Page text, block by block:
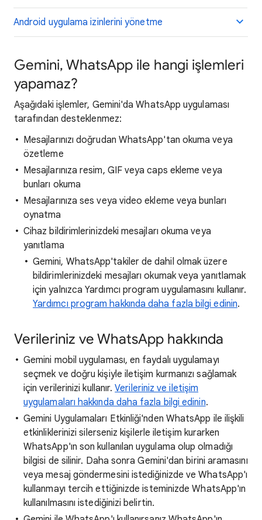
Android uygulama izinlerini yönetme
Gemini, WhatsApp ile hangi işlemleri
yapamaz?
Aşağıdaki işlemler, Gemini'da WhatsApp uygulaması
tarafından desteklenmez:
Mesajlarınızı doğrudan WhatsApp'tan okuma veya
özetleme
Mesajlarınıza resim, GIF veya caps ekleme veya
bunları okuma
Mesajlarınıza ses veya video ekleme veya bunları
oynatma
Cihaz bildirimlerinizdeki mesajları okuma veya
yanıtlama
Gemini, WhatsApp'takiler de dahil olmak üzere
bildirimlerinizdeki mesajları okumak veya yanıtlamak
için yalnızca Yardımcı program uygulamasını kullanır.
Yardımcı program hakkında daha fazla bilgi edinin.
Verileriniz ve WhatsApp hakkında
Gemini mobil uygulaması, en faydalı uygulamayı
seçmek ve doğru kişiyle iletişim kurmanızı sağlamak
için verilerinizi kullanır.Verileriniz ve iletişim
uygulamaları hakkında daha fazla bilgi edinin.
Gemini Uygulamaları Etkinliği'nden WhatsApp ile ilişkili
etkinliklerinizi silerseniz kişilerle iletişim kurarken
WhatsApp'ın son kullanılan uygulama olup olmadığı
bilgisi de silinir. Daha sonra Gemini'dan birini aramasını
veya mesaj göndermesini istediğinizde ve WhatsApp'ı
kullanmayı tercih ettiğinizde isteminizde WhatsApp'ın
kullanılmasını istediğinizi belirtin.